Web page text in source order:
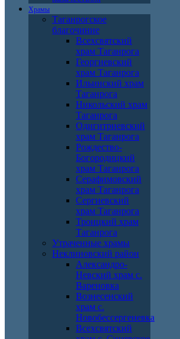
Храмы
Таганрогское
благочиние
Всехсвятский
храм Таганрога
Георгиевский
храм Таганрога
Ильинский храм
Таганрога
Никольский храм
Таганрога
Одигитриевский
храм Таганрога
Рождество-
Богородицкий
храм Таганрога
Серафимовский
храм Таганрога
Сергиевский
храм Таганрога
Троицкий храм
Таганрога
Утраченные храмы
Неклиновский район
Александро-
Невский храм с.
Вареновка
Вознесенский
храм с.
Новобессергеневка
Всехсвятский